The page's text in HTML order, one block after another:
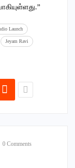
Launch
Jeyam Ravi
0 Comments